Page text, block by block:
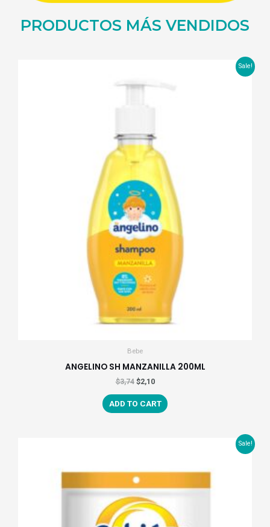
PRODUCTOS MÁS VENDIDOS
Sale!
Bebe
ANGELINO SH MANZANILLA 200ML
$3,74 $2,10
ADD TO CART
Sale!